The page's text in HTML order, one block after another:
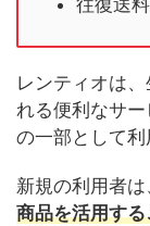
レンティオは
れる便利なサ
の一部として利
新規の利用者は
商品を活用す